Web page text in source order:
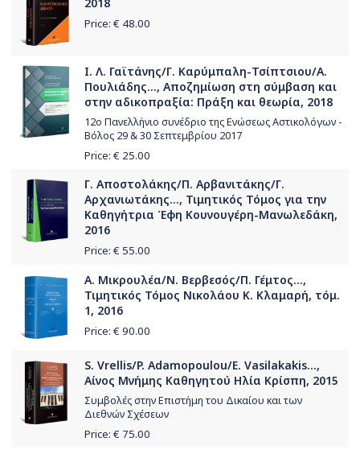
2018
Price: € 48.00
Ι. Λ. Γαϊτάνης/Γ. Καρύμπαλη-Τσίπτσιου/Α.
Πουλιάδης..., Αποζημίωση στη σύμβαση και
στην αδικοπραξία: Πράξη και θεωρία, 2018
12ο Πανελλήνιο συνέδριο της Ενώσεως Αστικολόγων -
Βόλος 29 & 30 Σεπτεμβρίου 2017
Price: € 25.00
Γ. Αποστολάκης/Π. Αρβανιτάκης/Γ.
Αρχανιωτάκης..., Τιμητικός Τόμος για την
Καθηγήτρια Έφη Κουνουγέρη-Μανωλεδάκη,
2016
Price: € 55.00
Α. Μικρουλέα/Ν. Βερβεσός/Π. Γέμτος...,
Τιμητικός Τόμος Νικολάου Κ. Κλαμαρή, τόμ.
1, 2016
Price: € 90.00
S. Vrellis/P. Adamopoulou/E. Vasilakakis...,
Αίνος Μνήμης Καθηγητού Ηλία Κρίσπη, 2015
Συμβολές στην Επιστήμη του Δικαίου και των
Διεθνών Σχέσεων
Price: € 75.00